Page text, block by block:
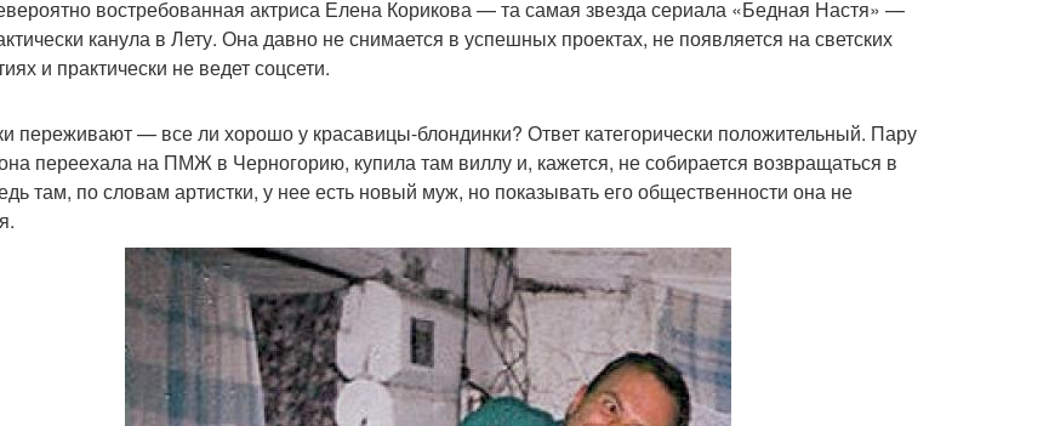
востребованная актриса Елена Корикова — та самая звезда сериала «Бедная Настя» —
канула в Лету. Она давно не снимается в успешных проектах, не появляется на светских
и практически не ведет соцсети.
переживают — все ли хорошо у красавицы-блондинки? Ответ категорически положительный. Пару
переехала на ПМЖ в Черногорию, купила там виллу и, кажется, не собирается возвращаться в
там, по словам артистки, у нее есть новый муж, но показывать его общественности она не